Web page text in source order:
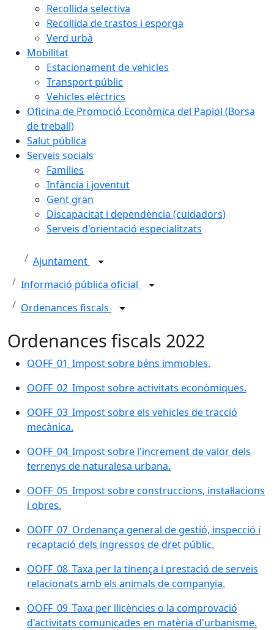
Recollida selectiva
Recollida de trastos i esporga
Verd urbà
Mobilitat
Estacionament de vehicles
Transport públic
Vehicles elèctrics
Oficina de Promoció Econòmica del Papiol (Borsa
de treball)
Salut pública
Serveis socials
Famílies
Infància i joventut
Gent gran
Discapacitat i dependència (cuidadors)
Serveis d'orientació especialitzats
Ajuntament
Informació pública oficial
Ordenances fiscals
Ordenances fiscals 2022
OOFF_01_Impost sobre béns immobles.
OOFF_02_Impost sobre activitats econòmiques.
OOFF_03_Impost sobre els vehicles de tracció
mecànica.
OOFF_04_Impost sobre l'increment de valor dels
terrenys de naturalesa urbana.
OOFF_05_Impost sobre construccions, instal·lacions
i obres.
OOFF_07_Ordenança general de gestió, inspecció i
recaptació dels ingressos de dret públic.
OOFF_08_Taxa per la tinença i prestació de serveis
relacionats amb els animals de companyia.
OOFF_09_Taxa per llicències o la comprovació
d'activitats comunicades en matèria d'urbanisme.